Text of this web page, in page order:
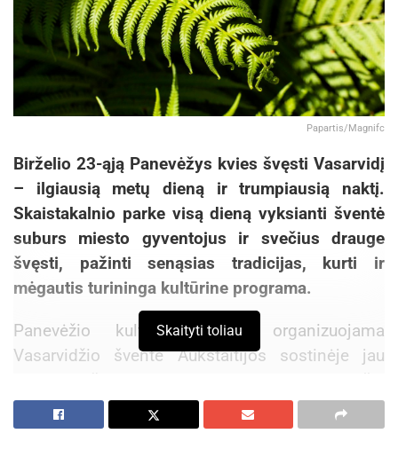
Papartis/Magnifc
Birželio 23-ąją Panevėžys kvies švęsti Vasarvidį
– ilgiausią metų dieną ir trumpiausią naktį.
Skaistakalnio parke visą dieną vyksianti šventė
suburs miesto gyventojus ir svečius drauge
švęsti, pažinti senąsias tradicijas, kurti ir
mėgautis turininga kultūrine programa.
Panevėžio kultūros centro organizuojama
Vasarvidžio šventė Aukštaitijos sostinėje jau
tapo gražia tradicija, kasmet primenančia
žmogaus ryšį su gamta, bendruomene ir protėvių
palikimu. Šventė kvies sustoti, pabūti drauge po
Skaityti toliau